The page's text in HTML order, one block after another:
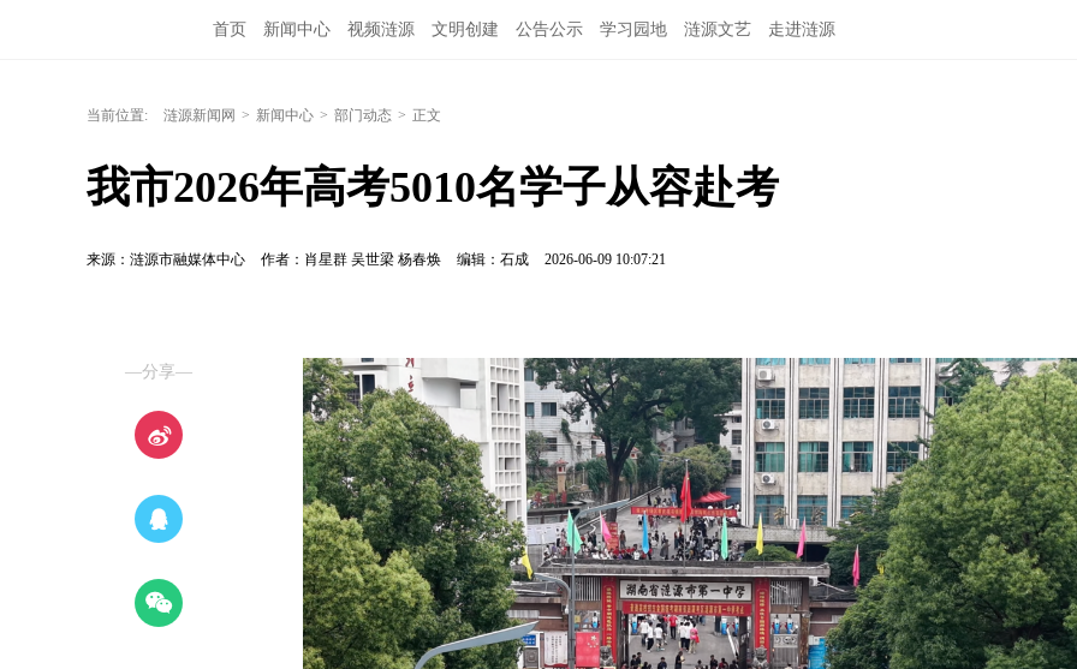
首页 新闻中心 视频涟源 文明创建 公告公示 学习园地 涟源文艺 走进涟源
当前位置: 涟源新闻网 > 新闻中心 > 部门动态 > 正文
我市2026年高考5010名学子从容赴考
来源：涟源市融媒体中心 作者：肖星群 吴世梁 杨春焕 编辑：石成 2026-06-09 10:07:21
—分享—